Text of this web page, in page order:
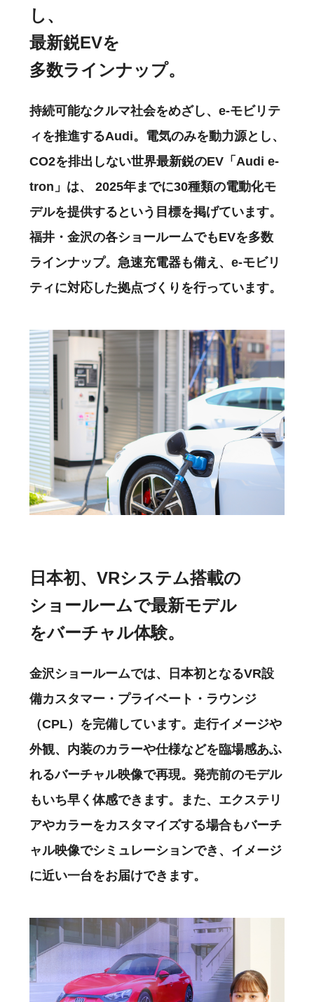
し、
最新鋭EVを
多数ラインナップ。
持続可能なクルマ社会をめざし、e-モビリテ
ィを推進するAudi。電気のみを動力源とし、
CO2を排出しない世界最新鋭のEV「Audi e-
tron」は、 2025年までに30種類の電動化モ
デルを提供するという目標を掲げています。
福井・金沢の各ショールームでもEVを多数
ラインナップ。急速充電器も備え、e-モビリ
ティに対応した拠点づくりを行っています。
日本初、VRシステム搭載の
ショールームで最新モデル
をバーチャル体験。
金沢ショールームでは、日本初となるVR設
備カスタマー・プライベート・ラウンジ
（CPL）を完備しています。走行イメージや
外観、内装のカラーや仕様などを臨場感あふ
れるバーチャル映像で再現。発売前のモデル
もいち早く体感できます。また、エクステリ
アやカラーをカスタマイズする場合もバーチ
ャル映像でシミュレーションでき、イメージ
に近い一台をお届けできます。